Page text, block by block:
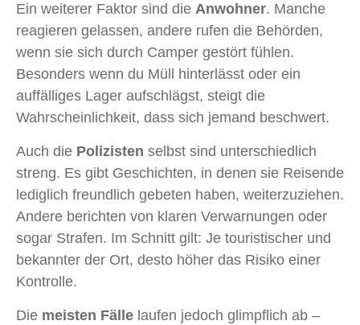
Ein weiterer Faktor sind die Anwohner. Manche
reagieren gelassen, andere rufen die Behörden,
wenn sie sich durch Camper gestört fühlen.
Besonders wenn du Müll hinterlässt oder ein
auffälliges Lager aufschlägst, steigt die
Wahrscheinlichkeit, dass sich jemand beschwert.
Auch die Polizisten selbst sind unterschiedlich
streng. Es gibt Geschichten, in denen sie Reisende
lediglich freundlich gebeten haben, weiterzuziehen.
Andere berichten von klaren Verwarnungen oder
sogar Strafen. Im Schnitt gilt: Je touristischer und
bekannter der Ort, desto höher das Risiko einer
Kontrolle.
Die meisten Fälle laufen jedoch glimpflich ab –